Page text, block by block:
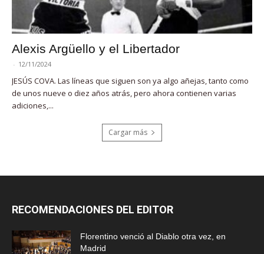
Alexis Argüello y el Libertador
- 12/11/2024
JESÚS COVA. Las líneas que siguen son ya algo añejas, tanto como
de unos nueve o diez años atrás, pero ahora contienen varias
adiciones,...
Cargar más
RECOMENDACIONES DEL EDITOR
Florentino venció al Diablo otra vez, en
Madrid